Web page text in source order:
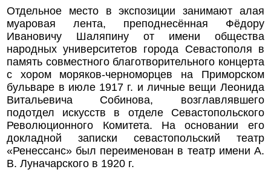
Отдельное место в экспозиции занимают алая
муаровая лента, преподнесённая Фёдору
Ивановичу Шаляпину от имени общества
народных университетов города Севастополя в
память совместного благотворительного концерта
с хором моряков-черноморцев на Приморском
бульваре в июле 1917 г. и личные вещи Леонида
Витальевича Собинова, возглавлявшего
подотдел искусств в отделе Севастопольского
Революционного Комитета. На основании его
докладной записки севастопольский театр
«Ренессанс» был переименован в театр имени А.
В. Луначарского в 1920 г.